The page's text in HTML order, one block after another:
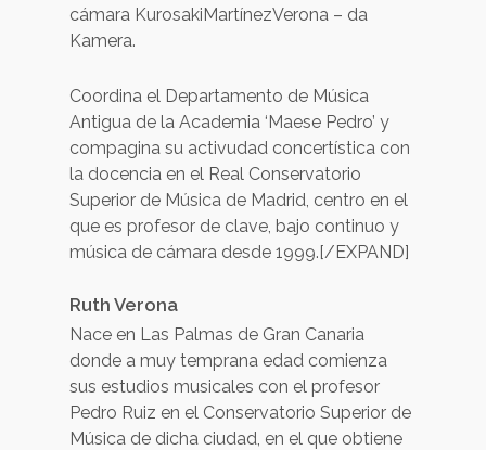
cámara KurosakiMartínezVerona – da
Kamera.
Coordina el Departamento de Música
Antigua de la Academia ‘Maese Pedro’ y
compagina su activudad concertística con
la docencia en el Real Conservatorio
Superior de Música de Madrid, centro en el
que es profesor de clave, bajo continuo y
música de cámara desde 1999.[/EXPAND]
Ruth Verona
Nace en Las Palmas de Gran Canaria
donde a muy temprana edad comienza
sus estudios musicales con el profesor
Pedro Ruiz en el Conservatorio Superior de
Música de dicha ciudad, en el que obtiene